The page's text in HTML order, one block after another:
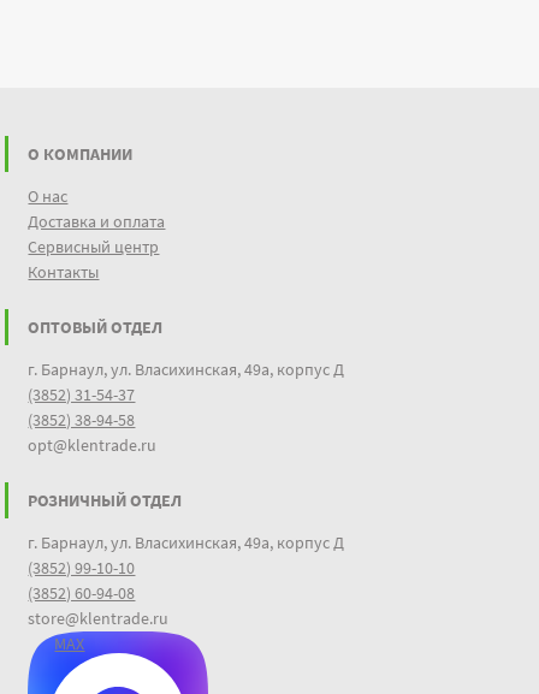
О КОМПАНИИ
О нас
Доставка и оплата
Сервисный центр
Контакты
ОПТОВЫЙ ОТДЕЛ
г. Барнаул, ул. Власихинская, 49а, корпус Д
(3852) 31-54-37
(3852) 38-94-58
opt@klentrade.ru
РОЗНИЧНЫЙ ОТДЕЛ
г. Барнаул, ул. Власихинская, 49а, корпус Д
(3852) 99-10-10
(3852) 60-94-08
store@klentrade.ru
MAX